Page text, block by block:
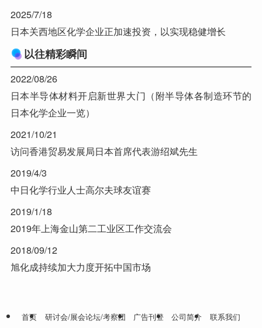
2025/7/18
日本关西地区化学企业正加速投资，以实现稳健增长
以往精彩瞬间
2022/08/26
日本半导体材料开启新世界大门（附半导体各制造环节的
日本化学企业一览）
2021/10/21
访问香港贸易发展局日本首席代表游绍斌先生
2019/4/3
中日化学行业人士高尔夫球友谊赛
2019/1/18
2019年上海金山第二工业区工作交流会
2018/09/12
旭化成持续加大力度开拓中国市场
首页 研讨会/展会论坛/考察团 广告刊登 公司简介
联系我们